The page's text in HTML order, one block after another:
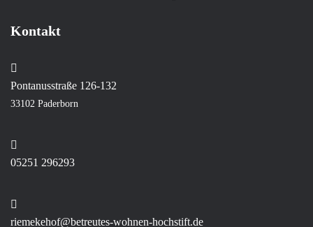
Kontakt
Pontanusstraße 126-132
33102 Paderborn
05251 296293
riemekehof@betreutes-wohnen-hochstift.de